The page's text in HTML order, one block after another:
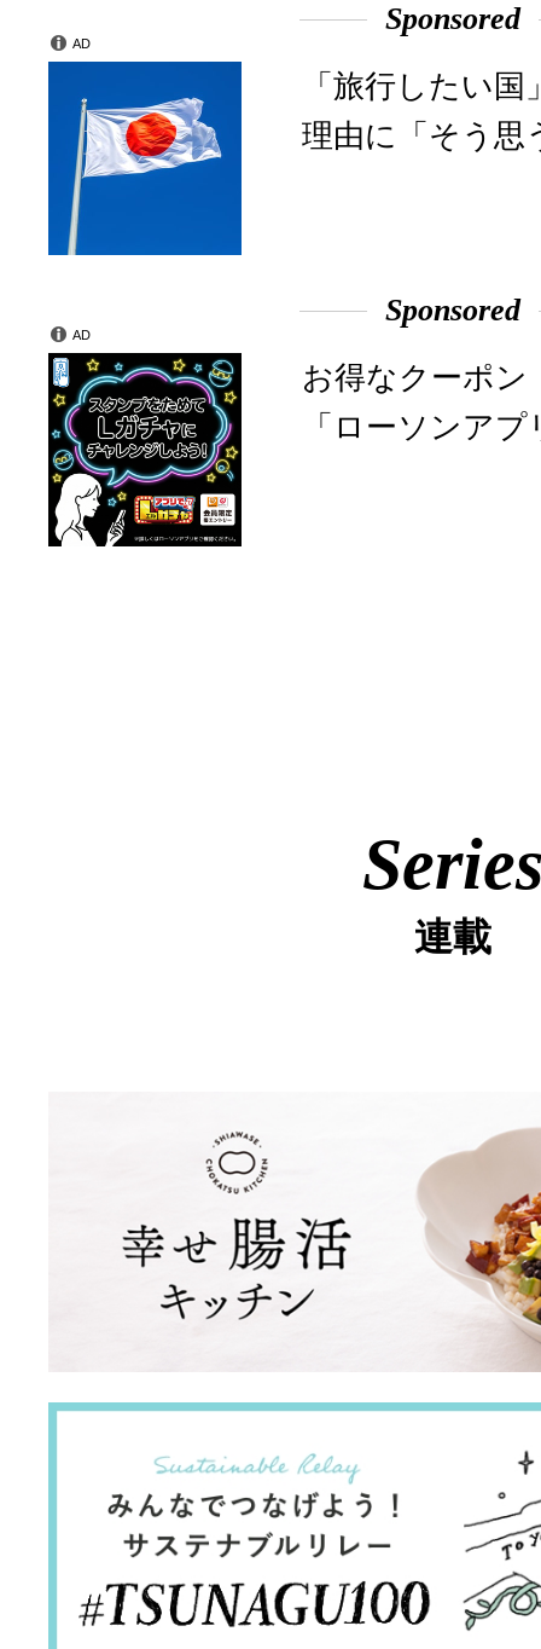
Sponsored
「旅行したい
理由に「そう思
AD
Sponsored
お得なクーポン
「ローソンア
AD
連載